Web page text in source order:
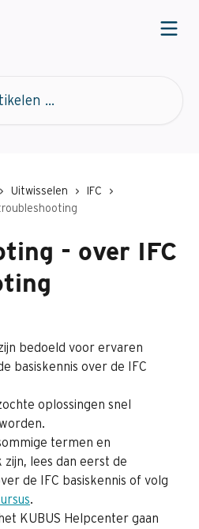
Uitwisselen
IFC
- over IFC
bedoeld voor ervaren
basiskennis over de IFC
oplossingen snel
termen en
zijn, lees dan eerst de
de IFC basiskennis of volg
.
KUBUS Helpcenter gaan